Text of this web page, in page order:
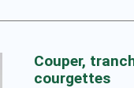
Couper,
courgettes